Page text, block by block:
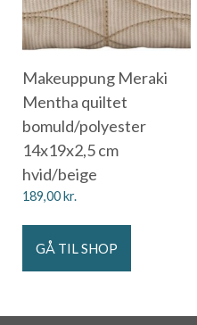
Makeuppung Meraki
Mentha quiltet
bomuld/polyester
14x19x2,5 cm
hvid/beige
189,00kr.
GÅ TIL SHOP